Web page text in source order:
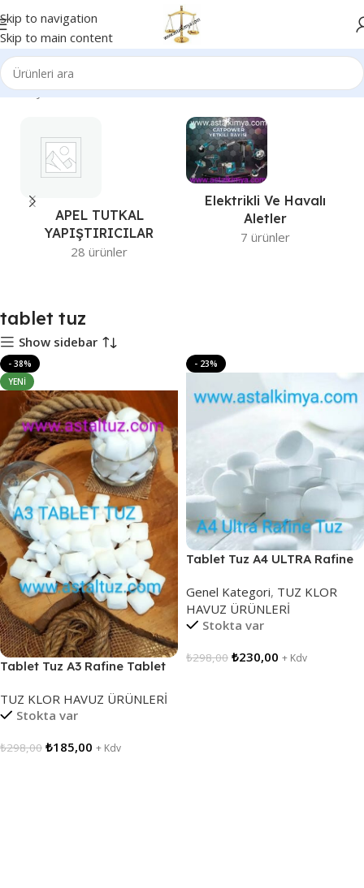
Skip to navigation
Skip to main content
Ana Sayfa Ürünler “tablet tuz” olarak etiketlendi
APEL TUTKAL
YAPIŞTIRICILAR
28 ürünler
Elektrikli Ve Havalı
Aletler
7 ürünler
tablet tuz
Show sidebar
- 38%
YENI
Tablet Tuz A3 Rafine Tablet
Yumuşatma Tuzu TSE
BELGELİ
TUZ KLOR HAVUZ ÜRÜNLERİ
Stokta var
₺298,00 ₺185,00 + Kdv
- 23%
Tablet Tuz A4 ULTRA Rafine
BELGELİ Medikal Tuz
Genel Kategori, TUZ KLOR
HAVUZ ÜRÜNLERİ
Stokta var
₺298,00 ₺230,00 + Kdv